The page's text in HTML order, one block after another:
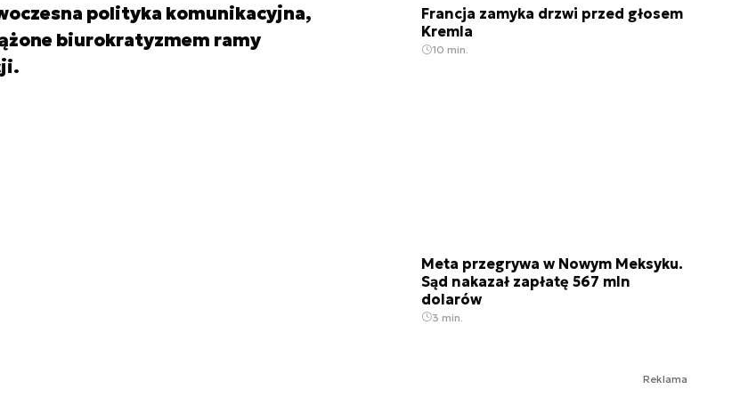
polityka komunikacyjna,
biurokratyzmem ramy
Francja zamyka drzwi przed głosem
Kremla
10 min.
Meta przegrywa w Nowym Meksyku.
Sąd nakazał zapłatę 567 mln
dolarów
3 min.
Reklama